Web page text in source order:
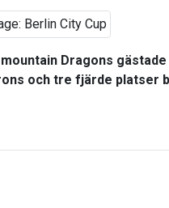
Dragons
och tre fjärde platser